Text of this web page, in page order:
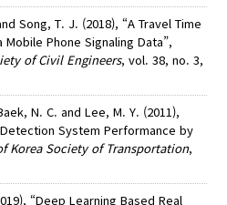
Song, T. J. (2018), “A Travel Time
Phone Signaling Data”,
of Civil Engineers, vol. 38, no. 3,
N. C. and Lee, M. Y. (2011),
System Performance by
Korea Society of Transportation,
“Deep Learning Based Real